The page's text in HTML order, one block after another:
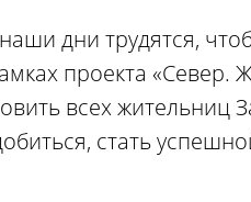
дни трудятся,
проекта
всех жительниц
стать